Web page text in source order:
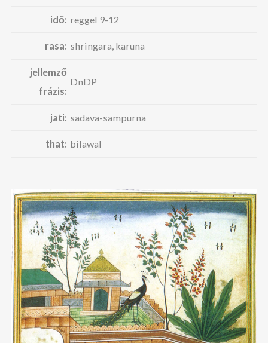
idő: reggel 9-12
rasa: shringara, karuna
jellemző
frázis:
DnDP
jati: sadava-sampurna
that: bilawal